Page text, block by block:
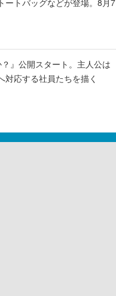
ートバッグなどが登場。8月7
』公開スタート。主人公は
応する社員たちを描く